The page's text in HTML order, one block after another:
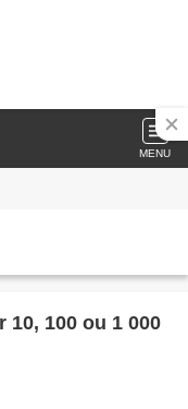
MENU
100 ou 1 000